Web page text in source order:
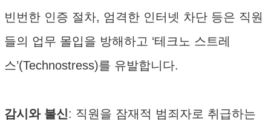
빈번한 인증 절차, 엄격한 인터넷 차단 등은 직원
들의 업무 몰입을 방해하고 ‘테크노 스트레
스’(Technostress)를 유발합니다.
감시와 불신: 직원을 잠재적 범죄자로 취급하는